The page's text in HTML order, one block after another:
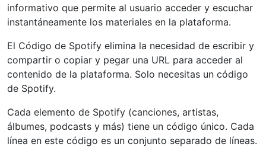
informativo que permite al usuario acceder y escuchar
instantáneamente los materiales en la plataforma.
El Código de Spotify elimina la necesidad de escribir y
compartir o copiar y pegar una URL para acceder al
contenido de la plataforma. Solo necesitas un código
de Spotify.
Cada elemento de Spotify (canciones, artistas,
álbumes, podcasts y más) tiene un código único. Cada
línea en este código es un conjunto separado de líneas.